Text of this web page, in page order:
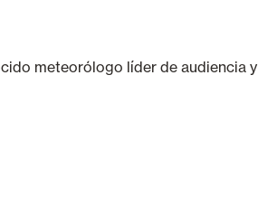
meteorólogo líder de audiencia y